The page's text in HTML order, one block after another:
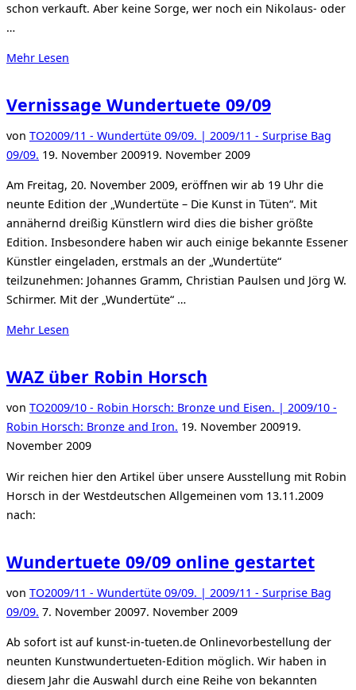
schon verkauft. Aber keine Sorge, wer noch ein Nikolaus- oder
…
Mehr über
turbulent
gestartet…“
Lesen
Vernissage Wundertuete 09/09
von TO2009/11 - Wundertüte 09/09. | 2009/11 - Surprise Bag
09/09. Veröffentlicht
19. November 200919. November 2009
Am Freitag, 20. November 2009, eröffnen wir ab 19 Uhr die
neunte Edition der „Wundertüte – Die Kunst in Tüten“. Mit
annähernd dreißig Künstlern wird dies die bisher größte
Edition. Insbesondere haben wir auch einige bekannte Essener
Künstler eingeladen, erstmals an der „Wundertüte“
teilzunehmen: Johannes Gramm, Christian Paulsen und Jörg W.
Schirmer. Mit der „Wundertüte“ …
Mehr über
Wundertuete
09/09“
Lesen
WAZ über Robin Horsch
von TO2009/10 - Robin Horsch: Bronze und Eisen. | 2009/10 -
Robin Horsch: Bronze and Iron. Veröffentlicht
19. November 200919.
November 2009
Wir reichen hier den Artikel über unsere Ausstellung mit Robin
Horsch in der Westdeutschen Allgemeinen vom 13.11.2009
nach:
Wundertuete 09/09 online gestartet
von TO2009/11 - Wundertüte 09/09. | 2009/11 - Surprise Bag
09/09. Veröffentlicht
7. November 20097. November 2009
Ab sofort ist auf kunst-in-tueten.de Onlinevorbestellung der
neunten Kunstwundertueten-Edition möglich. Wir haben in
diesem Jahr die Auswahl durch eine Reihe von bekannten